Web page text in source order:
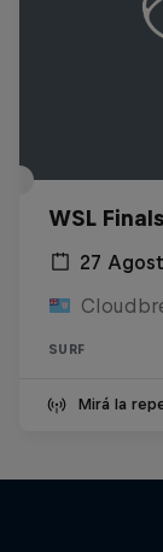
WSL
27
SURF
Mirá la